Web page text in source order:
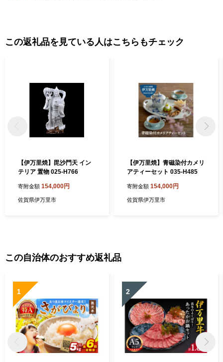
この返礼品を見ている人はこちらもチェック
【伊万里焼】毘沙門天 イン
テリア 置物 025-H766
寄附金額 154,000円
佐賀県伊万里市
【伊万里焼】青磁染付カメリ
アティーセット 035-H485
寄附金額 154,000円
佐賀県伊万里市
この自治体のおすすめ返礼品
1 2